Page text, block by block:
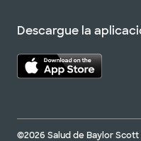
Descargue la
©2026 Salud de Baylor